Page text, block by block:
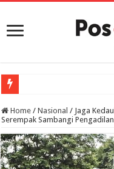
Home / Nasional / Jaga
Serempak Sambangi Pengadilan